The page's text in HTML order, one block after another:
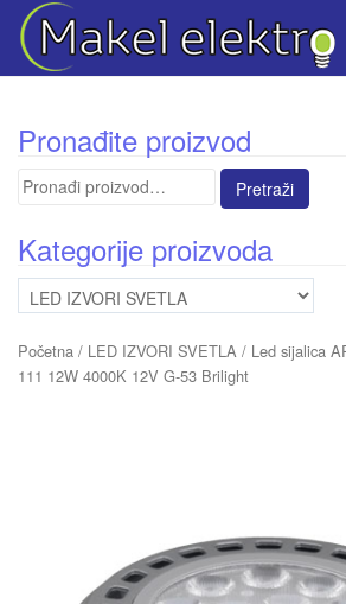
Pronađite proizvod
Pretraga
Kategorije proizvoda
Početna / LED IZVORI SVETLA / Led sijalica
111 12W 4000K 12V G-53 Brilight